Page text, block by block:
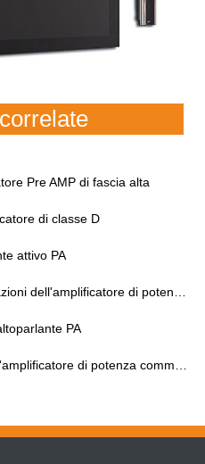
Pre AMP di fascia alta
di classe D
attivo PA
di potenza commerciale
PA
di potenza commerciale HIFI